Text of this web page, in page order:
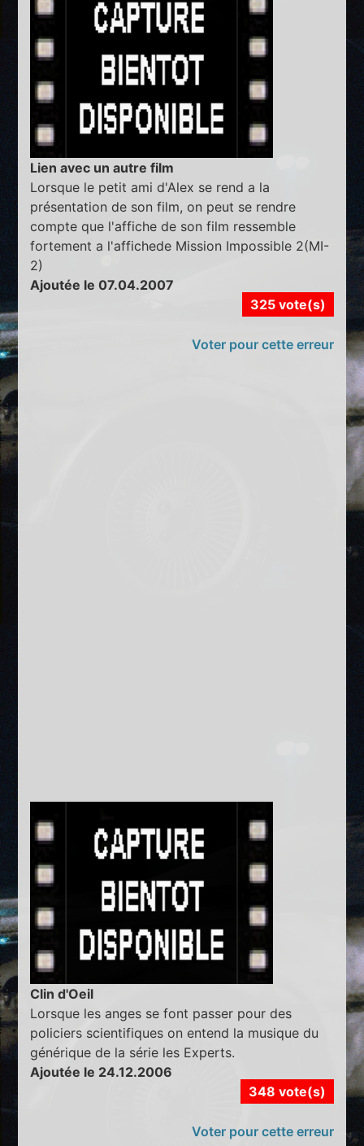
Lien avec un autre film
Lorsque le petit ami d'Alex se rend a la
présentation de son film, on peut se rendre
compte que l'affiche de son film ressemble
fortement a l'affichede Mission Impossible 2(MI-
2)
Ajoutée le 07.04.2007
325 vote(s)
Voter pour cette erreur
Clin d'Oeil
Lorsque les anges se font passer pour des
policiers scientifiques on entend la musique du
générique de la série les Experts.
Ajoutée le 24.12.2006
348 vote(s)
Voter pour cette erreur